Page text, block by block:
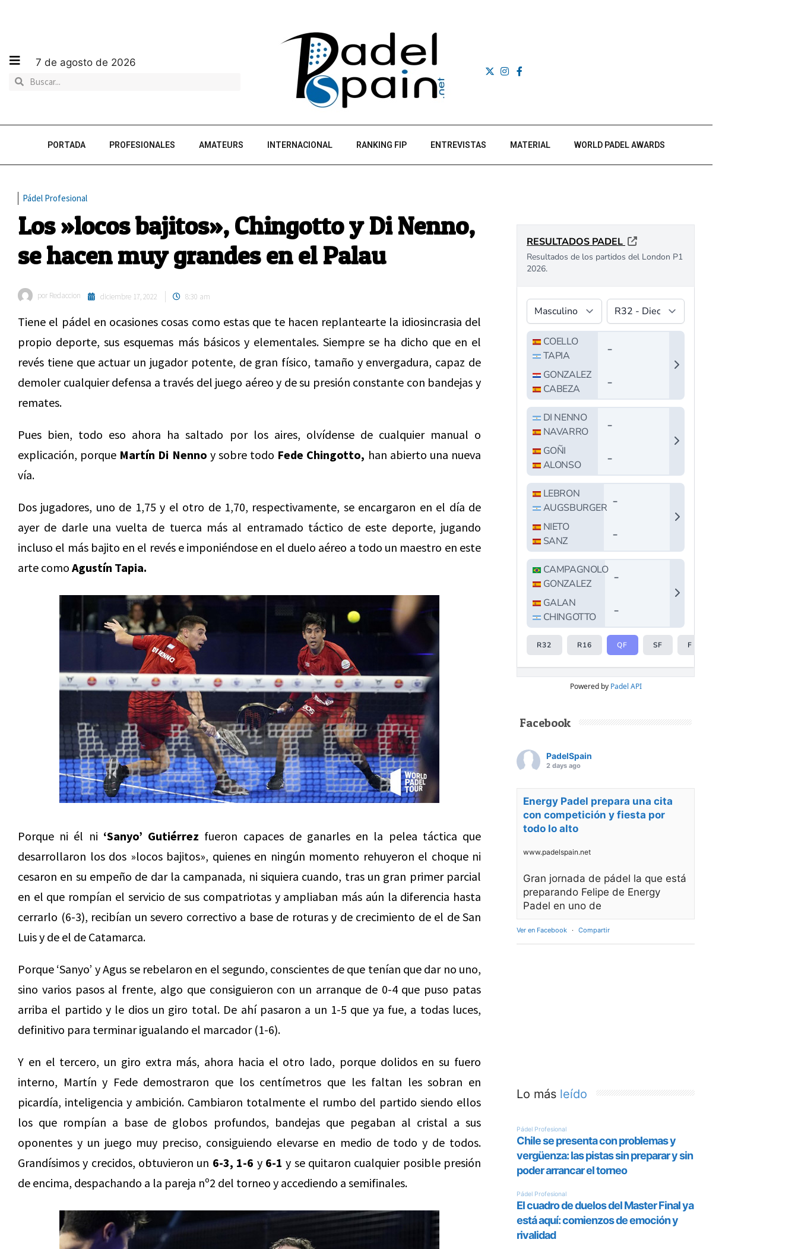
7 de agosto de 2026
PORTADA PROFESIONALES AMATEURS INTERNACIONAL RANKING FIP ENTREVISTAS MATERIAL WORLD PADEL AWARDS
Pádel Profesional
Los »locos bajitos», Chingotto y Di Nenno,
se hacen muy grandes en el Palau
por Redaccion diciembre 17, 2022 8:30 am
Tiene el pádel en ocasiones cosas como estas que te hacen replantearte la idiosincrasia del
propio deporte, sus esquemas más básicos y elementales. Siempre se ha dicho que en el
revés tiene que actuar un jugador potente, de gran físico, tamaño y envergadura, capaz de
demoler cualquier defensa a través del juego aéreo y de su presión constante con bandejas y
remates.
Pues bien, todo eso ahora ha saltado por los aires, olvídense de cualquier manual o
explicación, porque Martín Di Nenno y sobre todo Fede Chingotto, han abierto una nueva
vía.
Dos jugadores, uno de 1,75 y el otro de 1,70, respectivamente, se encargaron en el día de
ayer de darle una vuelta de tuerca más al entramado táctico de este deporte, jugando
incluso el más bajito en el revés e imponiéndose en el duelo aéreo a todo un maestro en este
arte como Agustín Tapia.
Porque ni él ni ‘Sanyo’ Gutiérrez fueron capaces de ganarles en la pelea táctica que
desarrollaron los dos »locos bajitos», quienes en ningún momento rehuyeron el choque ni
cesaron en su empeño de dar la campanada, ni siquiera cuando, tras un gran primer parcial
en el que rompían el servicio de sus compatriotas y ampliaban más aún la diferencia hasta
cerrarlo (6-3), recibían un severo correctivo a base de roturas y de crecimiento de el de San
Luis y de el de Catamarca.
Porque ‘Sanyo’ y Agus se rebelaron en el segundo, conscientes de que tenían que dar no uno,
sino varios pasos al frente, algo que consiguieron con un arranque de 0-4 que puso patas
arriba el partido y le dios un giro total. De ahí pasaron a un 1-5 que ya fue, a todas luces,
definitivo para terminar igualando el marcador (1-6).
Y en el tercero, un giro extra más, ahora hacia el otro lado, porque dolidos en su fuero
interno, Martín y Fede demostraron que los centímetros que les faltan les sobran en
picardía, inteligencia y ambición. Cambiaron totalmente el rumbo del partido siendo ellos
los que rompían a base de globos profundos, bandejas que pegaban al cristal a sus
oponentes y un juego muy preciso, consiguiendo elevarse en medio de todo y de todos.
Grandísimos y crecidos, obtuvieron un 6-3, 1-6 y 6-1 y se quitaron cualquier posible presión
de encima, despachando a la pareja nº2 del torneo y accediendo a semifinales.
Powered by Padel API
Facebook
PadelSpain
2 days ago
Energy Padel prepara una cita
con competición y fiesta por
todo lo alto
www.padelspain.net
Gran jornada de pádel la que está
preparando Felipe de Energy
Padel en uno de
Ver en Facebook · Compartir
Lo más leído